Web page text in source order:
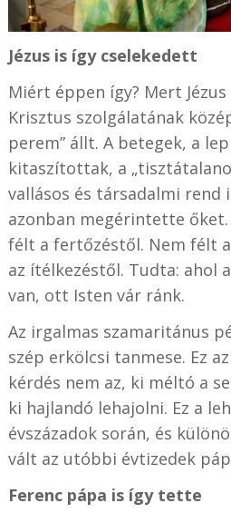
Jézus is így cselekedett
Miért éppen így? Mert
Krisztus szolgálatának
perem” állt. A betegek, a
kitaszítottak, a
vallásos és társadalmi rend
azonban megérintette őket.
félt a fertőzéstől. Nem félt
az ítélkezéstől. Tudta: ahol
van, ott Isten vár ránk.
Az irgalmas szamaritánus
szép erkölcsi tanmese. Ez
kérdés nem az, ki méltó a
ki hajlandó lehajolni. Ez a
évszázadok során, és
vált az utóbbi évtizedek
Ferenc pápa is így tette